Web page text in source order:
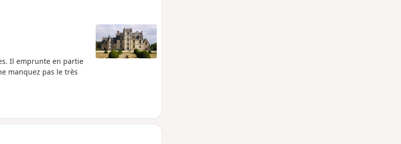
Il emprunte en partie
manquez pas le très